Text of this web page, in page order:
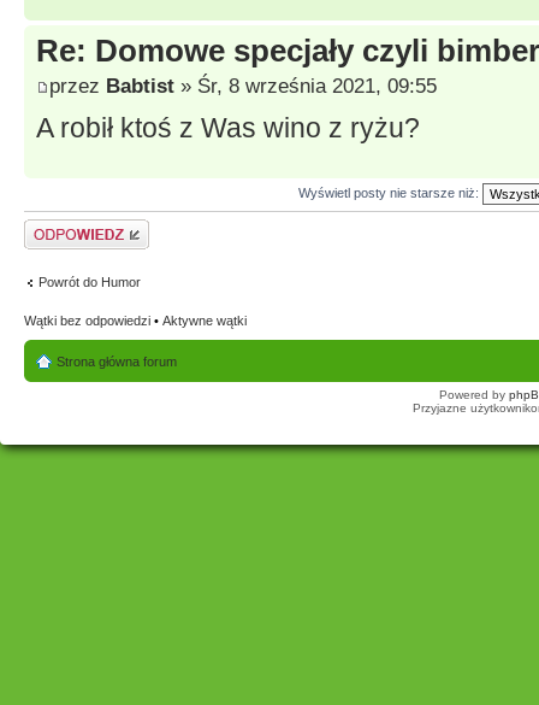
Re: Domowe specjały czyli
przez Babtist » Śr, 8 września 2021, 09:55
A robił ktoś z Was wino z ryżu?
Wyświetl posty nie starsze niż:
Odpowiedz
Powrót do Humor
Wątki bez odpowiedzi • Aktywne wątki
Strona główna forum
Powered by
Przyjazne